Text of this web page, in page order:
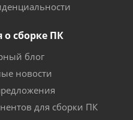
сборке ПК
блог
новости
для сборки ПК